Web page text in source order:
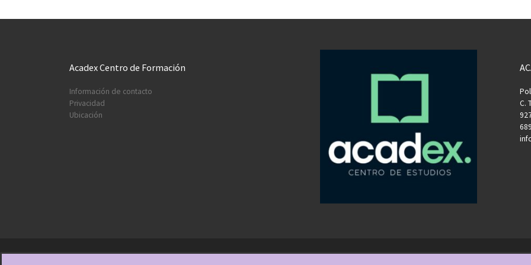
Acadex Centro de Formación
Información de contacto
Privacidad
Ubicación
C.